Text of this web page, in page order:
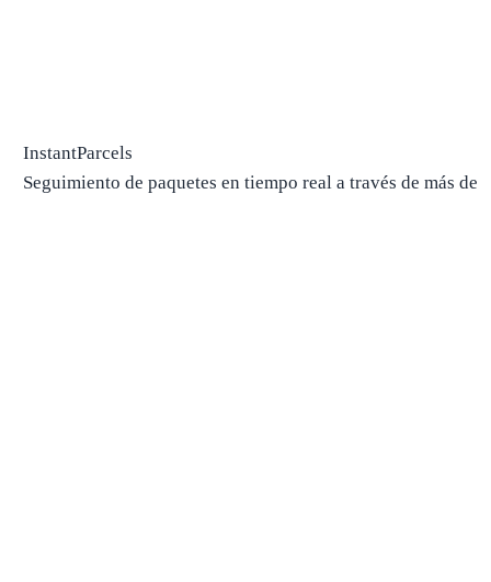
InstantParcels
Seguimiento de paquetes en tiempo real a través de más de